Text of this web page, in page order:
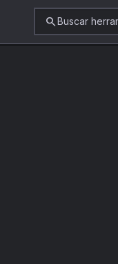
searchBuscar